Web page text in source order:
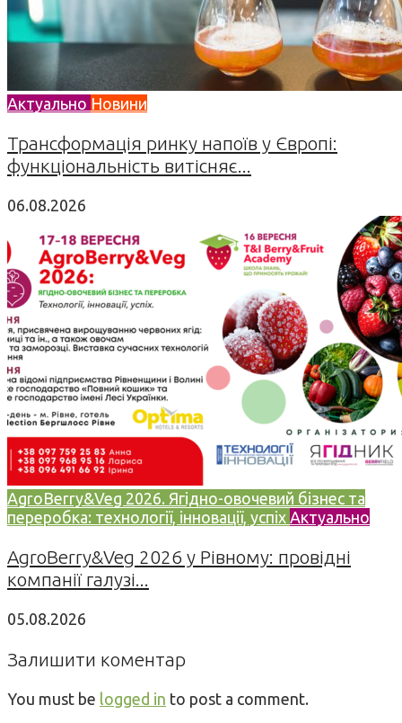
Актуально Новини
Трансформація ринку напоїв у Європі:
функціональність витісняє...
06.08.2026
AgroBerry&Veg 2026. Ягідно-овочевий бізнес та
переробка: технології, інновації, успіх Актуально
AgroBerry&Veg 2026 у Рівному: провідні
компанії галузі...
05.08.2026
Залишити коментар
You must be logged in to post a comment.